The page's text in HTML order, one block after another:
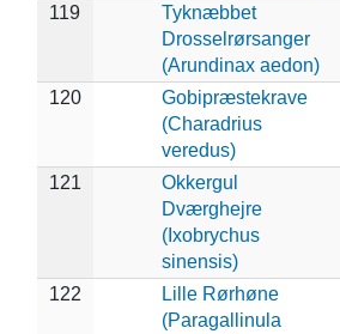
119
Tyknæbbet
Drosselrørsanger
(Arundinax aedon)
120
Gobipræstekrave
(Charadrius
veredus)
121
Okkergul
Dværghejre
(Ixobrychus
sinensis)
122
Lille Rørhøne
(Paragallinula